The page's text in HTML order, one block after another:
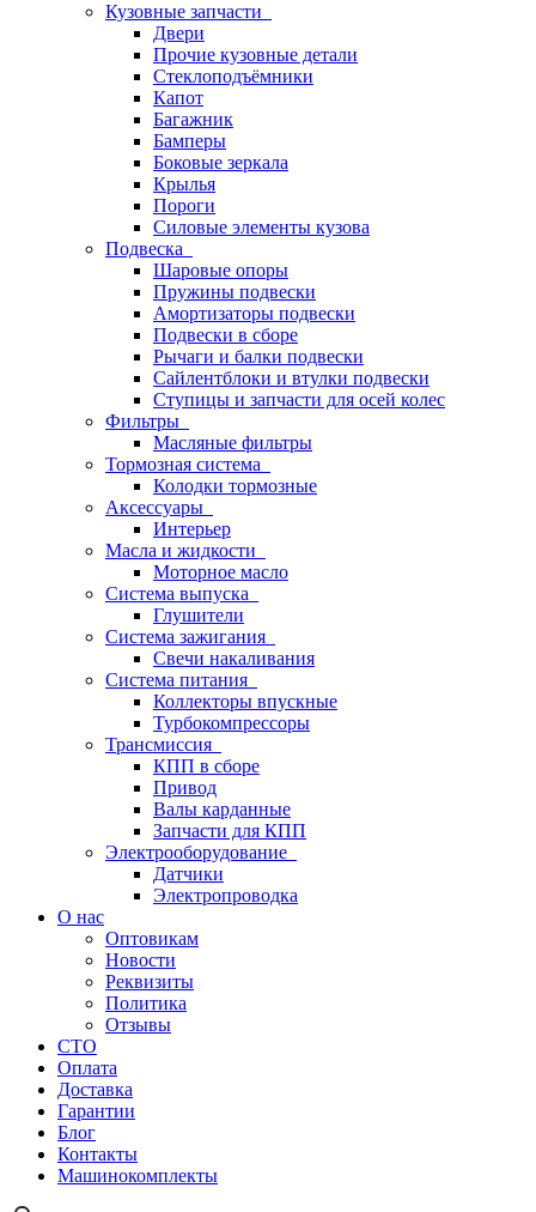
Кузовные запчасти
Двери
Прочие кузовные детали
Стеклоподъёмники
Капот
Багажник
Бамперы
Боковые зеркала
Крылья
Пороги
Силовые элементы кузова
Подвеска
Шаровые опоры
Пружины подвески
Амортизаторы подвески
Подвески в сборе
Рычаги и балки подвески
Сайлентблоки и втулки подвески
Ступицы и запчасти для осей колес
Фильтры
Масляные фильтры
Тормозная система
Колодки тормозные
Аксессуары
Интерьер
Масла и жидкости
Моторное масло
Система выпуска
Глушители
Система зажигания
Свечи накаливания
Система питания
Коллекторы впускные
Турбокомпрессоры
Трансмиссия
КПП в сборе
Привод
Валы карданные
Запчасти для КПП
Электрооборудование
Датчики
Электропроводка
О нас
Оптовикам
Новости
Реквизиты
Политика
Отзывы
СТО
Оплата
Доставка
Гарантии
Блог
Контакты
Машинокомплекты